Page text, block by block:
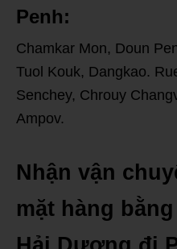
Penh:
Chamkar Mon, Doun
Tuol Kouk, Dangkao.
Senchey, Chrouy
Ampov.
Nhận vận
mặt hàng